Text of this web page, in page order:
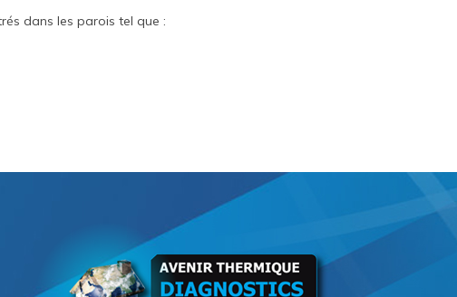
dans les parois tel que :